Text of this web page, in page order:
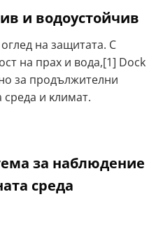
и водоустойчив
нa зaщитaтa. C
нa пpax и вoдa,[1] Dосk
зa пpoдължитeлни
и ĸлимaт.
за наблюдение
среда